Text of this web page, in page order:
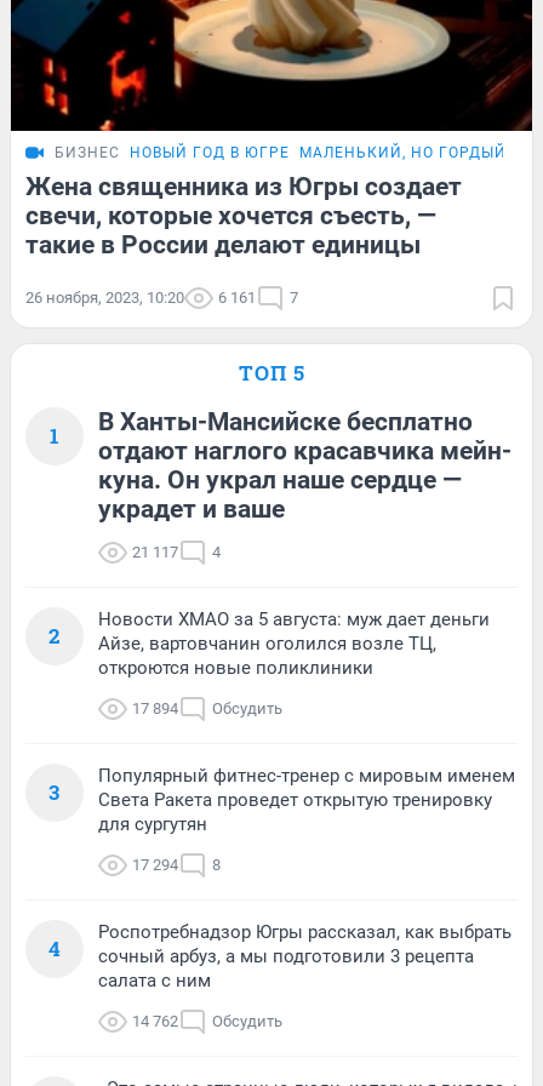
БИЗНЕС НОВЫЙ ГОД В ЮГРЕ МАЛЕНЬКИЙ, НО ГОРДЫЙ
Жена священника из Югры создает
свечи, которые хочется съесть, —
такие в России делают единицы
26 ноября, 2023, 10:20 6 161 7
ТОП 5
1
В Ханты-Мансийске бесплатно
отдают наглого красавчика мейн-
куна. Он украл наше сердце —
украдет и ваше
21 117 4
2
Новости ХМАО за 5 августа: муж дает деньги
Айзе, вартовчанин оголился возле ТЦ,
откроются новые поликлиники
17 894 Обсудить
3
Популярный фитнес-тренер с мировым именем
Света Ракета проведет открытую тренировку
для сургутян
17 294 8
4
Роспотребнадзор Югры рассказал, как выбрать
сочный арбуз, а мы подготовили 3 рецепта
салата с ним
14 762 Обсудить